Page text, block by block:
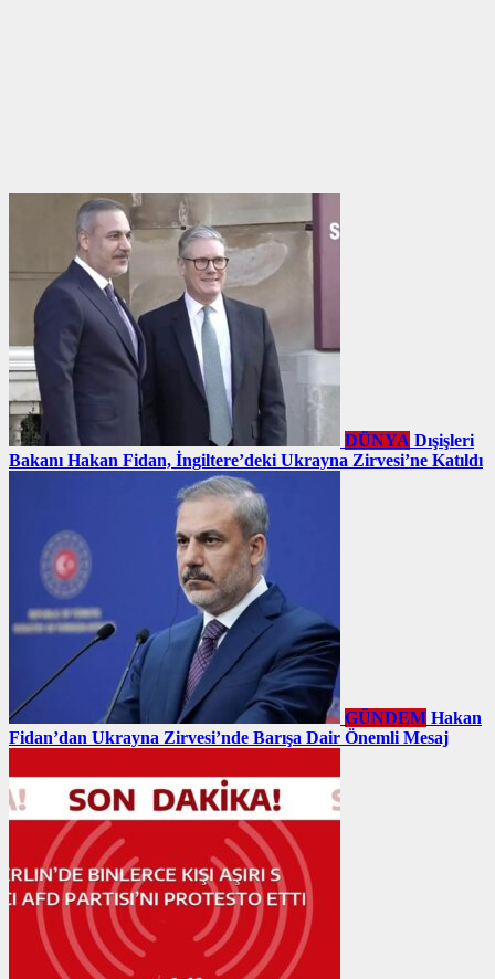
DÜNYA Dışişleri
Bakanı Hakan Fidan, İngiltere’deki Ukrayna Zirvesi’ne Katıldı
GÜNDEM Hakan
Fidan’dan Ukrayna Zirvesi’nde Barışa Dair Önemli Mesaj